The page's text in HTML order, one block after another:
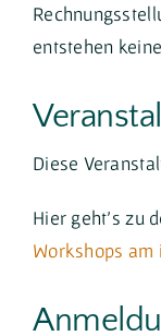
entstehen
Diese
Hier geht's zu
Workshops am